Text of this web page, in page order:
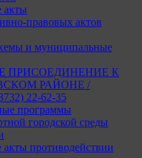
акты
правовых актов
и муниципальные
ПРИСОЕДИНЕНИЕ К
РАЙОНЕ /
22-62-35
программы
городской среды
противодействии